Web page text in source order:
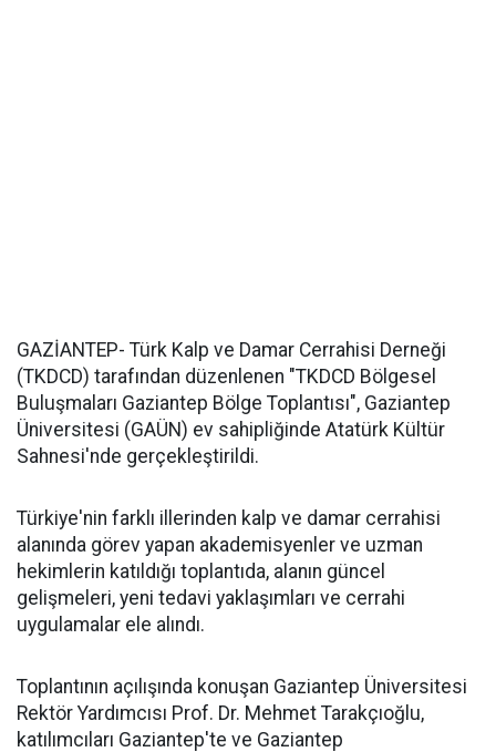
GAZİANTEP- Türk Kalp ve Damar Cerrahisi Derneği
(TKDCD) tarafından düzenlenen "TKDCD Bölgesel
Buluşmaları Gaziantep Bölge Toplantısı", Gaziantep
Üniversitesi (GAÜN) ev sahipliğinde Atatürk Kültür
Sahnesi'nde gerçekleştirildi.
Türkiye'nin farklı illerinden kalp ve damar cerrahisi
alanında görev yapan akademisyenler ve uzman
hekimlerin katıldığı toplantıda, alanın güncel
gelişmeleri, yeni tedavi yaklaşımları ve cerrahi
uygulamalar ele alındı.
Toplantının açılışında konuşan Gaziantep Üniversitesi
Rektör Yardımcısı Prof. Dr. Mehmet Tarakçıoğlu,
katılımcıları Gaziantep'te ve Gaziantep